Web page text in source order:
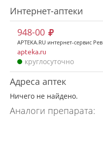
Интернет-аптеки
948-00
APTEKA.RU интернет-сервис Рев
apteka.ru
круглосуточно
Адреса аптек
Ничего не найдено.
Аналоги препарата: